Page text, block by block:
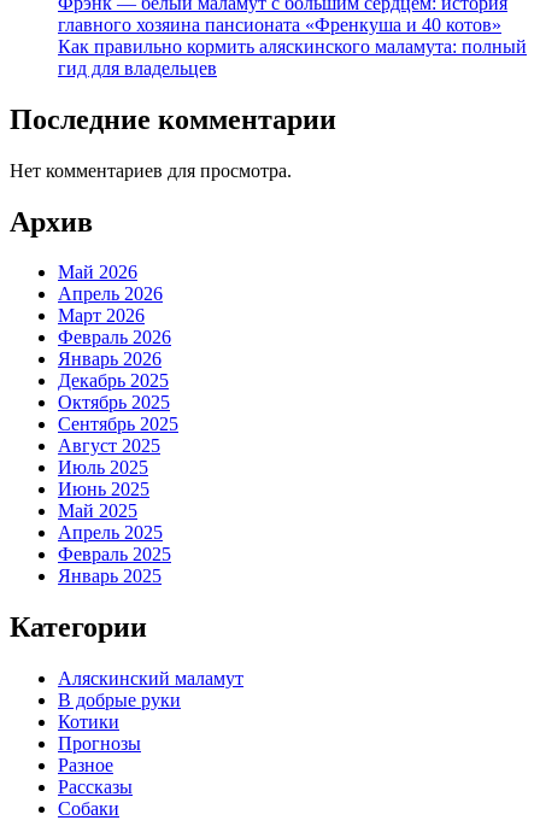
главного хозяина пансионата «Френкуша и 40 котов»
Как правильно кормить аляскинского маламута: полный
гид для владельцев
Последние комментарии
Нет комментариев для просмотра.
Архив
Май 2026
Апрель 2026
Март 2026
Февраль 2026
Январь 2026
Декабрь 2025
Октябрь 2025
Сентябрь 2025
Август 2025
Июль 2025
Июнь 2025
Май 2025
Апрель 2025
Февраль 2025
Январь 2025
Категории
Аляскинский маламут
В добрые руки
Котики
Прогнозы
Разное
Рассказы
Собаки